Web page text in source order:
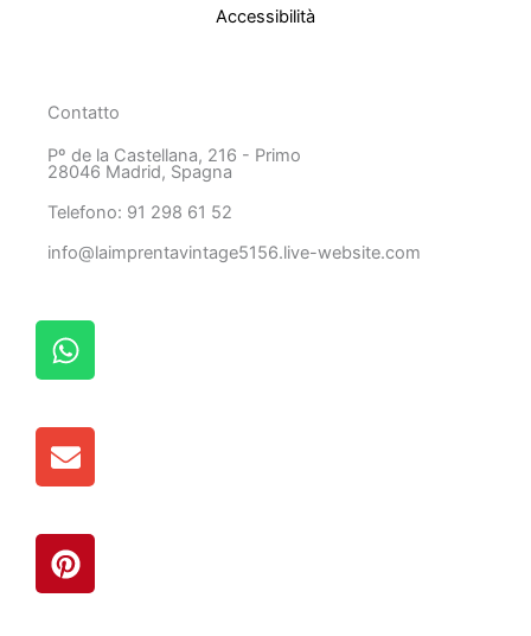
Accessibilità
Contatto
Pº de la Castellana, 216 - Primo
28046 Madrid, Spagna
Telefono: 91 298 61 52
info@laimprentavintage5156.live-website.com
P
i
B
u
t
a
M
e
s
a
g
i
o
d